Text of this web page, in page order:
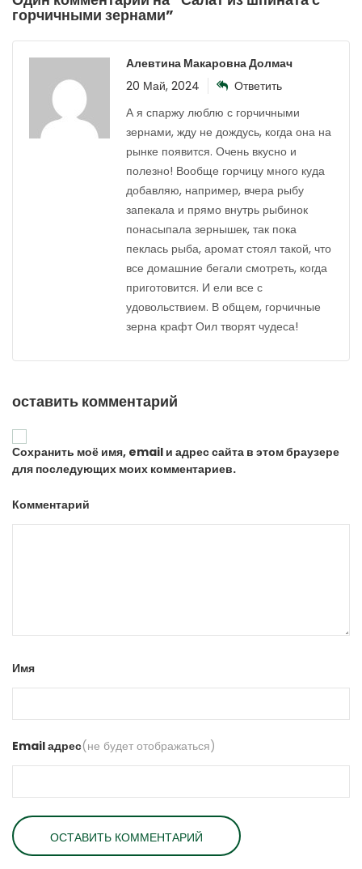
горчичными зернами”
Алевтина Макаровна Долмач
20 Май, 2024
Ответить
А я спаржу люблю с горчичными
зернами, жду не дождусь, когда она на
рынке появится. Очень вкусно и
полезно! Вообще горчицу много куда
добавляю, например, вчера рыбу
запекала и прямо внутрь рыбинок
понасыпала зернышек, так пока
пеклась рыба, аромат стоял такой, что
все домашние бегали смотреть, когда
приготовится. И ели все с
удовольствием. В общем, горчичные
зерна крафт Оил творят чудеса!
оставить комментарий
Сохранить моё имя, email и адрес сайта в этом браузере
для последующих моих комментариев.
Комментарий
Имя
Email адрес(не будет отображаться)